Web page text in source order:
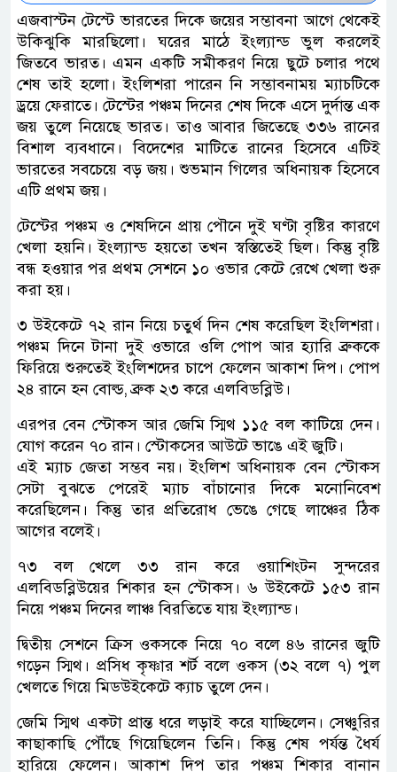
এজবাস্টন টেস্টে ভারতের দিকে জয়ের সম্ভাবনা আগে থেকেই
উকিঝুকি মারছিলো। ঘরের মাঠে ইংল্যান্ড ভুল করলেই
জিতবে ভারত। এমন একটি সমীকরণ নিয়ে ছুটে চলার পথে
শেষ তাই হলো। ইংলিশরা পারেন নি সম্ভাবনাময় ম্যাচটিকে
ড্রয়ে ফেরাতে। টেস্টের পঞ্চম দিনের শেষ দিকে এসে দুর্দান্ত এক
জয় তুলে নিয়েছে ভারত। তাও আবার জিতেছে ৩৩৬ রানের
বিশাল ব্যবধানে। বিদেশের মাটিতে রানের হিসেবে এটিই
ভারতের সবচেয়ে বড় জয়। শুভমান গিলের অধিনায়ক হিসেবে
এটি প্রথম জয়।
টেস্টের পঞ্চম ও শেষদিনে প্রায় পৌনে দুই ঘণ্টা বৃষ্টির কারণে
খেলা হয়নি। ইংল্যান্ড হয়তো তখন স্বস্তিতেই ছিল। কিন্তু বৃষ্টি
বন্ধ হওয়ার পর প্রথম সেশনে ১০ ওভার কেটে রেখে খেলা শুরু
করা হয়।
৩ উইকেটে ৭২ রান নিয়ে চতুর্থ দিন শেষ করেছিল ইংলিশরা।
পঞ্চম দিনে টানা দুই ওভারে ওলি পোপ আর হ্যারি ব্রুককে
ফিরিয়ে শুরুতেই ইংলিশদের চাপে ফেলেন আকাশ দিপ। পোপ
২৪ রানে হন বোল্ড, ব্রুক ২৩ করে এলবিডব্লিউ।
এরপর বেন স্টোকস আর জেমি স্মিথ ১১৫ বল কাটিয়ে দেন।
যোগ করেন ৭০ রান। স্টোকসের আউটে ভাঙে এই জুটি।
এই ম্যাচ জেতা সম্ভব নয়। ইংলিশ অধিনায়ক বেন স্টোকস
সেটা বুঝতে পেরেই ম্যাচ বাঁচানোর দিকে মনোনিবেশ
করেছিলেন। কিন্তু তার প্রতিরোধ ভেঙে গেছে লাঞ্চের ঠিক
আগের বলেই।
৭৩ বল খেলে ৩৩ রান করে ওয়াশিংটন সুন্দরের
এলবিডব্লিউয়ের শিকার হন স্টোকস। ৬ উইকেটে ১৫৩ রান
নিয়ে পঞ্চম দিনের লাঞ্চ বিরতিতে যায় ইংল্যান্ড।
দ্বিতীয় সেশনে ক্রিস ওকসকে নিয়ে ৭০ বলে ৪৬ রানের জুটি
গড়েন স্মিথ। প্রসিধ কৃষ্ণার শর্ট বলে ওকস (৩২ বলে ৭) পুল
খেলতে গিয়ে মিডউইকেটে ক্যাচ তুলে দেন।
জেমি স্মিথ একটা প্রান্ত ধরে লড়াই করে যাচ্ছিলেন। সেঞ্চুরির
কাছাকাছি পৌঁছে গিয়েছিলেন তিনি। কিন্তু শেষ পর্যন্ত ধৈর্য
হারিয়ে ফেলেন। আকাশ দিপ তার পঞ্চম শিকার বানান